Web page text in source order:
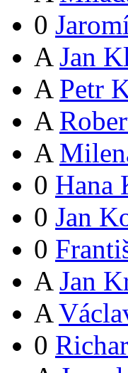
0
A Jan
A Petr
A
A
0 Hana
0 Jan
0
A Jan
A
0